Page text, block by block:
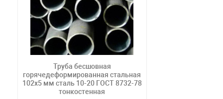
Труба бесшовная
горячедеформированная стальная
102х5 мм сталь 10-20 ГОСТ 8732-78
тонкостенная